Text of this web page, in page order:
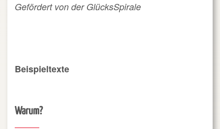
Gefördert von der GlücksSpirale
Beispieltexte
Warum?